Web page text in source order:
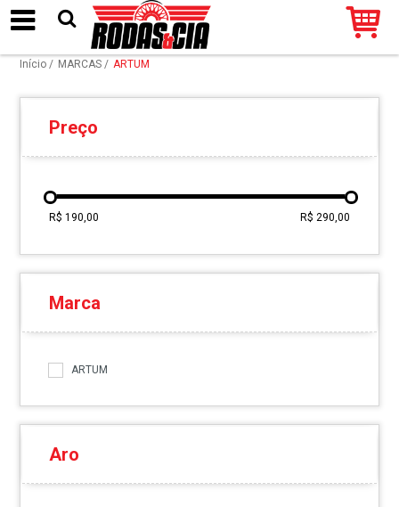
Início / MARCAS / ARTUM
Preço
R$ 190,00 R$ 290,00
Marca
ARTUM
Aro